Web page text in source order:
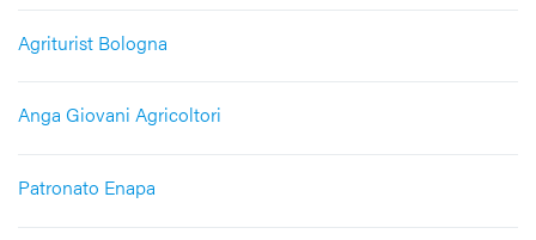
Agriturist Bologna
Anga Giovani Agricoltori
Patronato Enapa